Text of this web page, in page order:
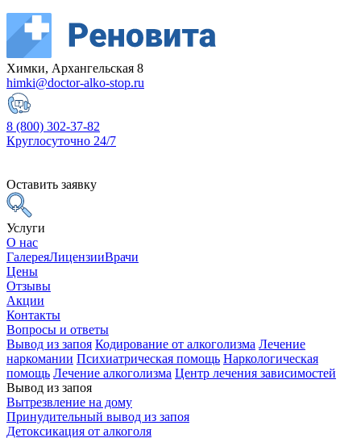
Химки, Архангельская 8
himki@doctor-alko-stop.ru
8 (800) 302-37-82
Круглосуточно 24/7
Оставить заявку
Услуги
О нас
ГалереяЛицензииВрачи
Цены
Отзывы
Акции
Контакты
Вопросы и ответы
Вывод из запоя Кодирование от алкоголизма Лечение
наркомании Психиатрическая помощь Наркологическая
помощь Лечение алкоголизма Центр лечения зависимостей
Вывод из запоя
Вытрезвление на дому
Принудительный вывод из запоя
Детоксикация от алкоголя